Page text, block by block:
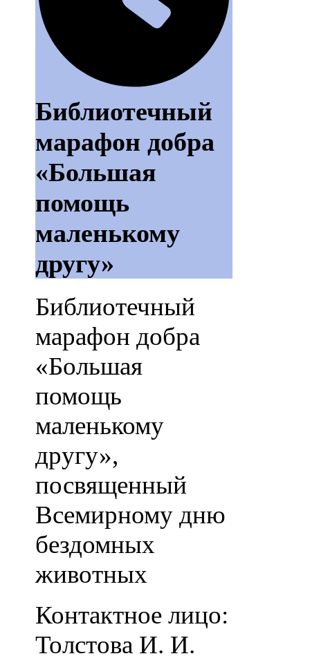
Библиотечный
марафон добра
«Большая
помощь
маленькому
другу»
Библиотечный
марафон добра
«Большая
помощь
маленькому
другу»,
посвященный
Всемирному дню
бездомных
животных
Контактное лицо:
Толстова И. И.